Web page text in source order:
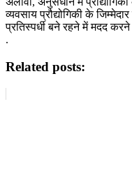
व्यवसाय प्रौद्योगिकी के
प्रतिस्पर्धी बने रहने में मदद
.
Related posts: